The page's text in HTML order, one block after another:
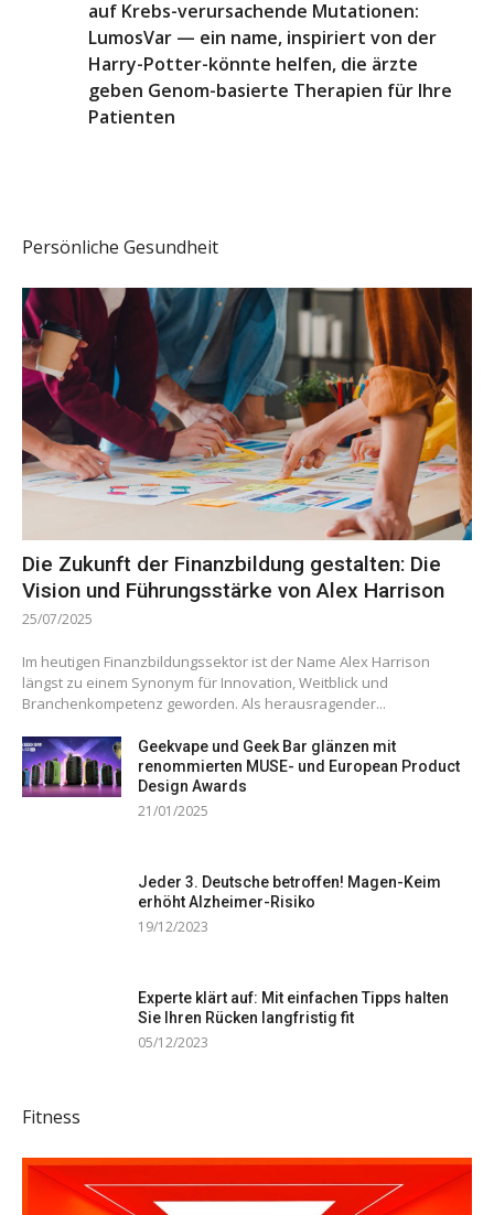
auf Krebs-verursachende Mutationen:
LumosVar — ein name, inspiriert von der
Harry-Potter-könnte helfen, die ärzte
geben Genom-basierte Therapien für Ihre
Patienten
Persönliche Gesundheit
Die Zukunft der Finanzbildung gestalten: Die
Vision und Führungsstärke von Alex Harrison
25/07/2025
Im heutigen Finanzbildungssektor ist der Name Alex Harrison
längst zu einem Synonym für Innovation, Weitblick und
Branchenkompetenz geworden. Als herausragender...
Geekvape und Geek Bar glänzen mit
renommierten MUSE- und European Product
Design Awards
21/01/2025
Jeder 3. Deutsche betroffen! Magen-Keim
erhöht Alzheimer-Risiko
19/12/2023
Experte klärt auf: Mit einfachen Tipps halten
Sie Ihren Rücken langfristig fit
05/12/2023
Fitness